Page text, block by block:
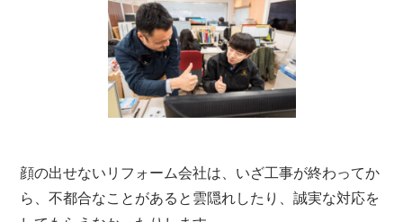
顔の出せないリフォーム会社は、いざ工事が終わってか
ら、不都合なことがあると雲隠れしたり、誠実な対応を